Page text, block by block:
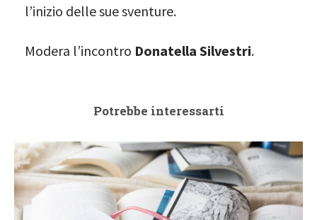
l’inizio delle sue sventure.
Modera l’incontro Donatella Silvestri.
Potrebbe interessarti